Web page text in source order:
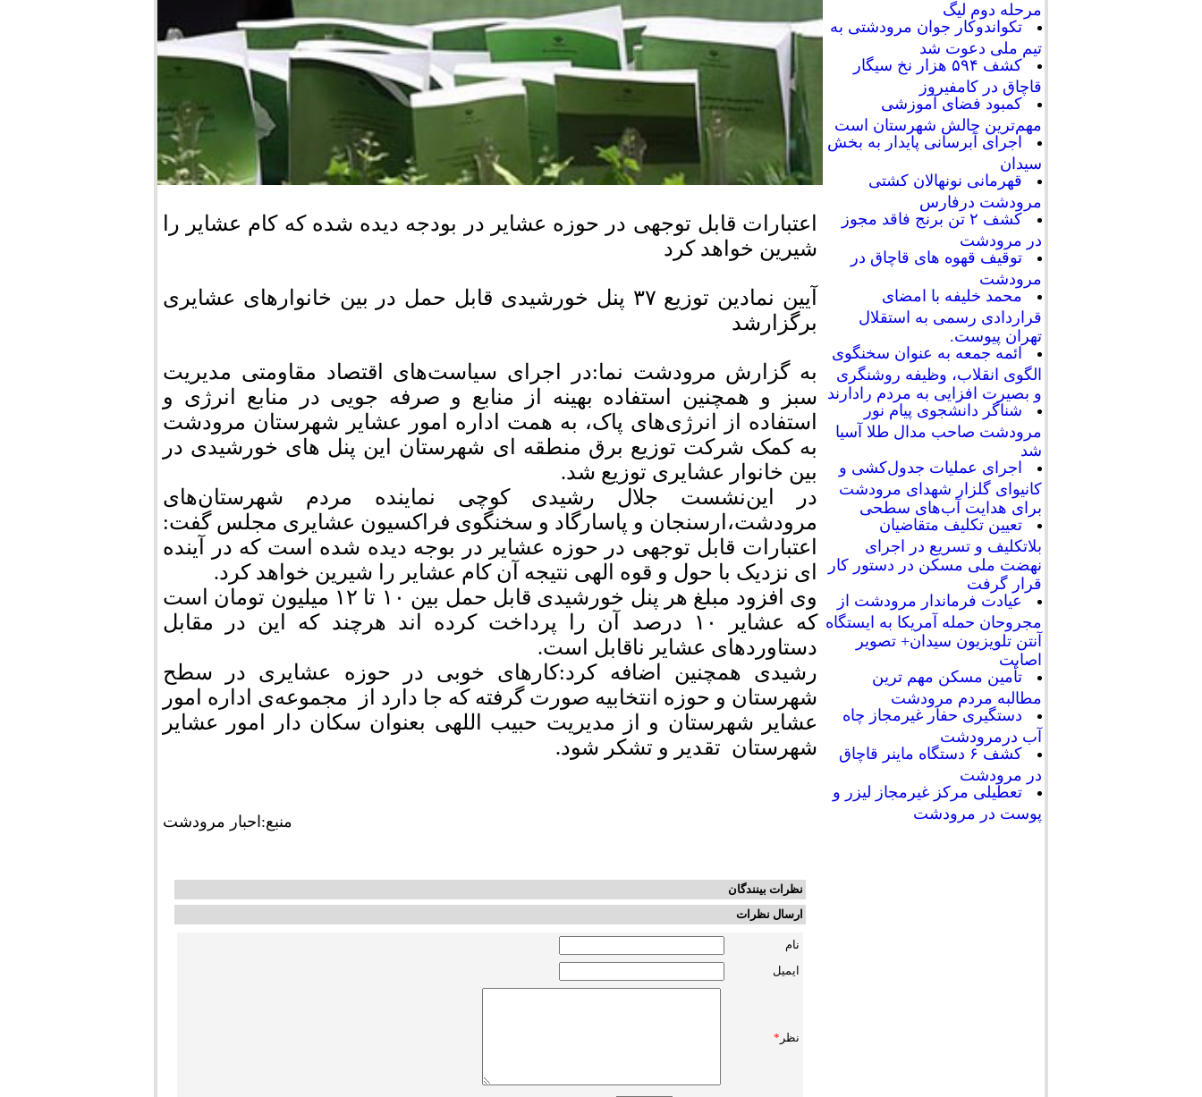
مرحله دوم لیگ
تکواندوکار جوان مرودشتی به
تیم ملی دعوت شد
کشف ۵۹۴ هزار نخ سیگار
قاچاق در کامفیروز
کمبود فضای آموزشی
مهم‌ترین چالش شهرستان است
اجرای آبرسانی پایدار به بخش
سیدان
قهرمانی نونهالان کشتی
مرودشت درفارس
کشف ۲ تن برنج فاقد مجوز
در مرودشت
توقیف قهوه های قاچاق در
مرودشت
محمد خلیفه با امضای
قراردادی رسمی به استقلال
تهران پیوست.
ائمه جمعه به عنوان سخنگوی
الگوی انقلاب، وظیفه روشنگری
و بصیرت افزایی به مردم رادارند
شناگر دانشجوی پیام نور
مرودشت صاحب مدال طلا آسیا
شد
اجرای عملیات جدول‌کشی و
کانیوای گلزار شهدای مرودشت
برای هدایت آب‌های سطحی
تعیین تکلیف متقاضیان
بلاتکلیف و تسریع در اجرای
نهضت ملی مسکن در دستور کار
قرار گرفت
عیادت فرماندار مرودشت از
مجروحان حمله آمریکا به ایستگاه
آنتن تلویزیون سیدان+ تصویر
اصابت
تأمین مسکن مهم ترین
مطالبه مردم مرودشت
دستگیری حفار غیرمجاز چاه
آب درمرودشت
کشف ۶ دستگاه ماینر قاچاق
در مرودشت
تعطیلی مرکز غیرمجاز لیزر و
پوست در مرودشت
اعتبارات قابل توجهی در حوزه عشایر در بودجه دیده شده که کام عشایر را
شیرین خواهد کرد
آیین نمادین توزیع ۳۷ پنل خورشیدی قابل حمل در بین خانوارهای عشایری
برگزارشد
به گزارش مرودشت نما:در اجرای سیاست‌های اقتصاد مقاومتی مدیریت
سبز و همچنین استفاده بهینه از منابع و صرفه جویی در منابع انرژی و
استفاده از انرژی‌های پاک، به همت اداره امور عشایر شهرستان مرودشت
به کمک شرکت توزیع برق منطقه ای شهرستان این پنل‌ های خورشیدی در
بین خانوار عشایری توزیع شد.
در این‌نشست جلال رشیدی کوچی نماینده مردم شهرستان‌های
مرودشت،ارسنجان و پاسارگاد و سخنگوی فراکسیون عشایری مجلس گفت:
اعتبارات قابل توجهی در حوزه عشایر در بوجه دیده شده است که در آینده
ای نزدیک با حول و قوه الهی نتیجه آن کام عشایر را شیرین خواهد کرد.
وی افزود مبلغ هر پنل خورشیدی قابل حمل بین ۱۰ تا ۱۲ میلیون تومان است
که عشایر ۱۰ درصد آن را پرداخت کرده اند هرچند که این در مقابل
دستاوردهای عشایر ناقابل است.
رشیدی همچنین اضافه کرد:کارهای خوبی در حوزه عشایری در سطح
شهرستان و حوزه انتخابیه صورت گرفته که جا دارد از مجموعه‌ی اداره امور
عشایر شهرستان و از مدیریت حبیب اللهی بعنوان سکان دار امور عشایر
شهرستان تقدیر و تشکر شود.
منبع:احبار مرودشت
نظرات بینندگان
ارسال نظرات
نام
ایمیل
نظر *